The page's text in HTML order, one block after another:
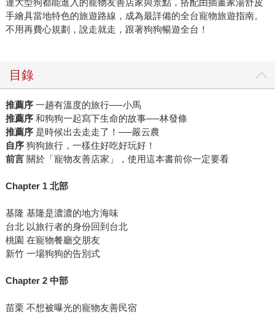
連大型狗都能進入的寵物友善店家與景點，搭配由插畫家湯舒皮
手繪具當地特色的旅遊路線，成為最詳備的全台寵物旅遊指南。
不用再費心規劃，說走就走，跟著狗狗暢遊全台！
目錄
推薦序一趟有溫度的旅行──小馬
推薦序和狗狗一起寫下生命的故事──林發條
推薦序是時候出去走走了！──嚴云農
自序狗狗旅行，一樣住好吃好玩好！
前言關於「寵物友善店家」，使用這本書前你一定要看
Chapter 1 北部
基隆 基隆是濃濃的地方海味
台北 以旅行者的身份回到台北
桃園 在寵物餐廳交朋友
新竹 一場狗狗的告別式
Chapter 2 中部
苗栗 不想被曝光的寵物友善民宿